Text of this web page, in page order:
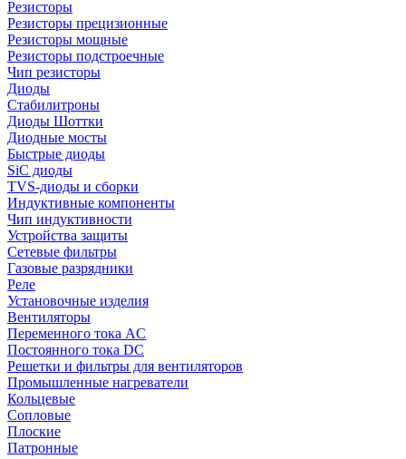
Резисторы
Резисторы прецизионные
Резисторы мощные
Резисторы подстроечные
Чип резисторы
Диоды
Стабилитроны
Диоды Шоттки
Диодные мосты
Быстрые диоды
SiC диоды
TVS-диоды и сборки
Индуктивные компоненты
Чип индуктивности
Устройства защиты
Сетевые фильтры
Газовые разрядники
Реле
Установочные изделия
Вентиляторы
Переменного тока AC
Постоянного тока DC
Решетки и фильтры для вентиляторов
Промышленные нагреватели
Кольцевые
Сопловые
Плоские
Патронные